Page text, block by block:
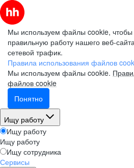
Мы используем файлы cookie, чтобы
правильную работу нашего веб-
сетевой трафик.
Правила использования файлов
Мы используем файлы cookie.
файлов cookie
Понятно
Ищу работу
Ищу работу
Ищу работу
Ищу сотрудника
Сервисы